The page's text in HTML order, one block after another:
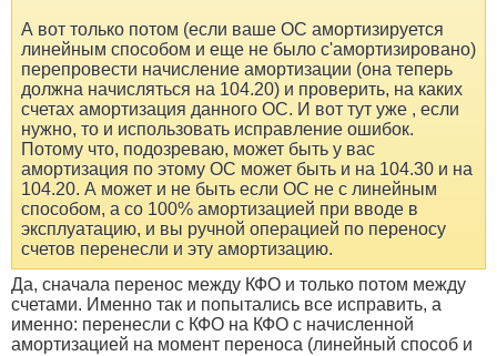
А вот только потом (если ваше ОС амортизируется
линейным способом и еще не было с'амортизировано)
перепровести начисление амортизации (она теперь
должна начисляться на 104.20) и проверить, на каких
счетах амортизация данного ОС. И вот тут уже , если
нужно, то и использовать исправление ошибок.
Потому что, подозреваю, может быть у вас
амортизация по этому ОС может быть и на 104.30 и на
104.20. А может и не быть если ОС не с линейным
способом, а со 100% амортизацией при вводе в
эксплуатацию, и вы ручной операцией по переносу
счетов перенесли и эту амортизацию.
Да, сначала перенос между КФО и только потом между
счетами. Именно так и попытались все исправить, а
именно: перенесли с КФО на КФО с начисленной
амортизацией на момент переноса (линейный способ и